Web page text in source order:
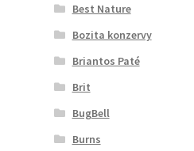
Best Nature
Bozita konzervy
Briantos Paté
Brit
BugBell
Burns